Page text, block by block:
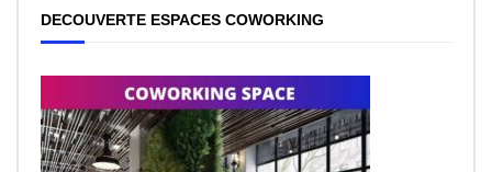
DECOUVERTE ESPACES COWORKING